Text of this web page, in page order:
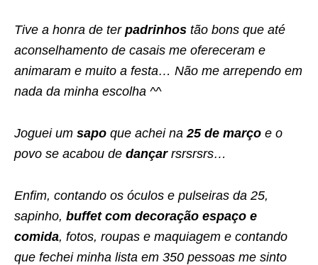
Tive a honra de ter padrinhos tão bons que até
aconselhamento de casais me ofereceram e
animaram e muito a festa… Não me arrependo em
nada da minha escolha ^^
Joguei um sapo que achei na25 de março e o
povo se acabou de dançarrsrsrsrs…
Enfim, contando os óculos e pulseiras da 25,
sapinho, buffet com decoração espaço e
comida, fotos, roupas e maquiagem e contando
que fechei minha lista em 350 pessoas me sinto